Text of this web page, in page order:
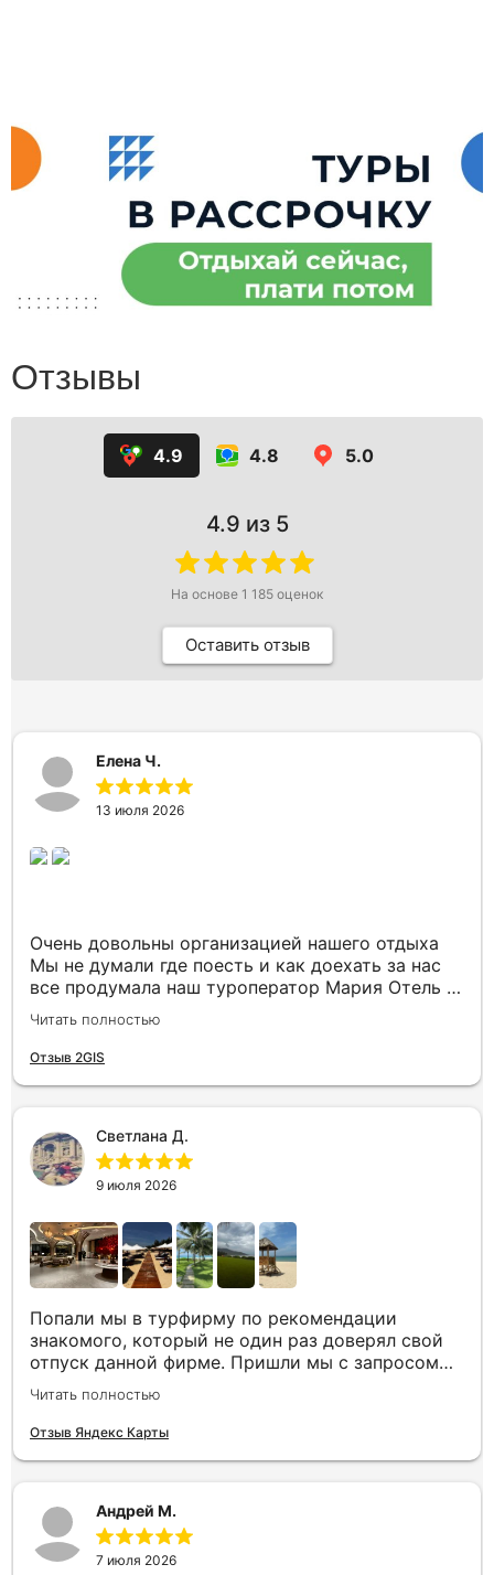
Отзывы
4.9 4.8 5.0
4.9 из 5
На основе 1 185 оценок
Оставить отзыв
Елена Ч.
13 июля 2026
Очень довольны организацией нашего отдыха
Мы не думали где поесть и как доехать за нас
все продумала наш туроператор Мария Отель в
котором мы жили находится в тихом месте в
шаговой доступности большое количество
достопримечательностей и мест где можно
Читать полностью
Отзыв 2GIS
Светлана Д.
9 июля 2026
Попали мы в турфирму по рекомендации
знакомого, который не один раз доверял свой
отпуск данной фирме. Пришли мы с запросом
«хочу то, не знаю что», было несколько
направлений, но куда точно хотим,
представления не имели. Нашим агентом была
климат на наши даты. Всё емко и по делу. В этот
же день нам по каждому из направлений были
представлены всевозможные варианты. Как
Читать полностью
Отзыв Яндекс Карты
Андрей М.
7 июля 2026